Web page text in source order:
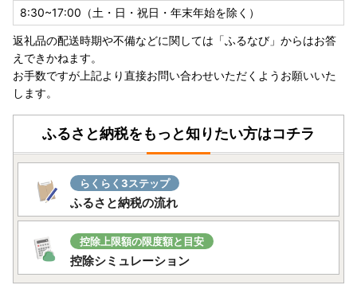
8:30~17:00（土・日・祝日・年末年始を除く）
返礼品の配送時期や不備などに関しては「ふるなび」からはお答
えできかねます。
お手数ですが上記より直接お問い合わせいただくようお願いいた
します。
ふるさと納税をもっと知りたい方はコチラ
らくらく3ステップ
ふるさと納税の流れ
控除上限額の限度額と目安
控除シミュレーション